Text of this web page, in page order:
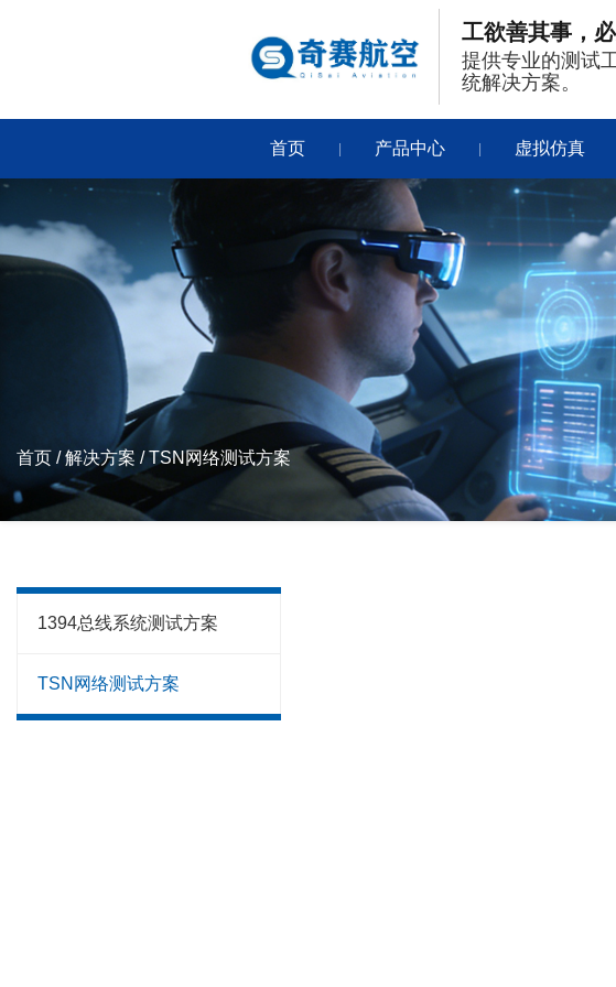
工欲善其事，
提供专业的测试
统解决方案。
首页 | 产品中心 | 虚拟仿真
首页 /解决方案 /TSN网络测试方案
1394总线系统测试方案
TSN网络测试方案